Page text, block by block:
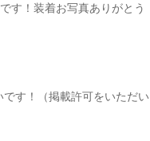
す！装着お写真ありがとう
す！（掲載許可をいただい